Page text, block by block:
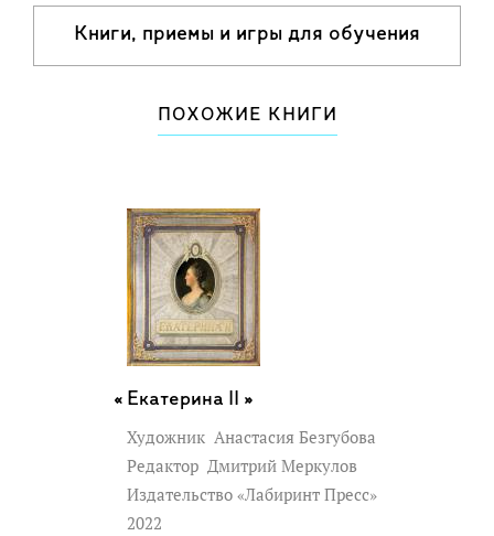
Книги, приемы и игры для обучения
ПОХОЖИЕ КНИГИ
Екатерина II »
Художник Анастасия Безгубова
Редактор Дмитрий Меркулов
Издательство «Лабиринт Пресс»
2022